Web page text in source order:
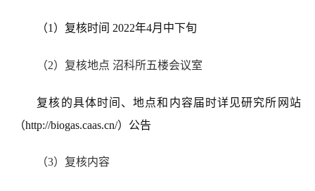
（1） 复核时间 2022年4月中下旬
（2）复核地点 沼科所五楼会议室
复核的具体时间、地点和内容届时详见研究所网站
（http://biogas.caas.cn/）公告
（3）复核内容